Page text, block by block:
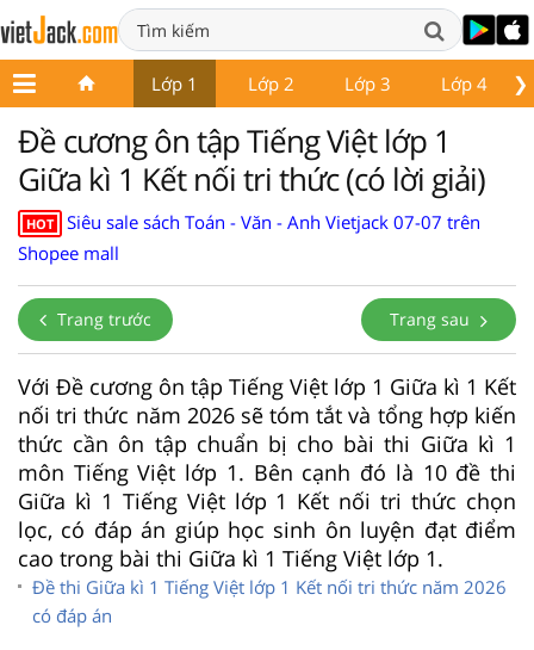
❯
Lớp 1 Lớp 2 Lớp 3 Lớp 4
Đề cương ôn tập Tiếng Việt lớp 1
Giữa kì 1 Kết nối tri thức (có lời giải)
HOT
Siêu sale sách Toán - Văn - Anh Vietjack 07-07 trên
Shopee mall
Trang trước Trang sau
Với Đề cương ôn tập Tiếng Việt lớp 1 Giữa kì 1 Kết
nối tri thức năm 2026 sẽ tóm tắt và tổng hợp kiến
thức cần ôn tập chuẩn bị cho bài thi Giữa kì 1
môn Tiếng Việt lớp 1. Bên cạnh đó là 10 đề thi
Giữa kì 1 Tiếng Việt lớp 1 Kết nối tri thức chọn
lọc, có đáp án giúp học sinh ôn luyện đạt điểm
cao trong bài thi Giữa kì 1 Tiếng Việt lớp 1.
Đề thi Giữa kì 1 Tiếng Việt lớp 1 Kết nối tri thức năm 2026
có đáp án